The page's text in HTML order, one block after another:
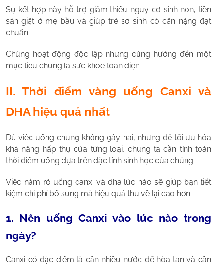
Sự kết hợp này hỗ trợ giảm thiểu nguy cơ sinh non, tiền
sản giật ở mẹ bầu và giúp trẻ sơ sinh có cân nặng đạt
chuẩn.
Chúng hoạt động độc lập nhưng cùng hướng đến một
mục tiêu chung là sức khỏe toàn diện.
II. Thời điểm vàng uống Canxi và
DHA hiệu quả nhất
Dù việc uống chung không gây hại, nhưng để tối ưu hóa
khả năng hấp thụ của từng loại, chúng ta cần tính toán
thời điểm uống dựa trên đặc tính sinh học của chúng.
Việc nắm rõ uống canxi và dha lúc nào sẽ giúp bạn tiết
kiệm chi phí bổ sung mà hiệu quả thu về lại cao hơn.
1. Nên uống Canxi vào lúc nào trong
ngày?
Canxi có đặc điểm là cần nhiều nước để hòa tan và cần